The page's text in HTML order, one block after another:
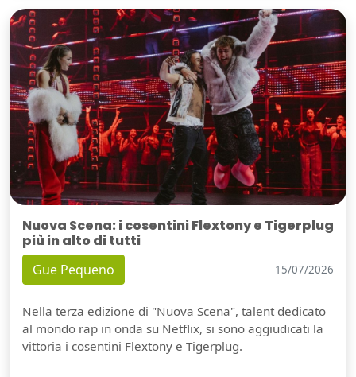
Nuova Scena: i cosentini Flextony e Tigerplug
più in alto di tutti
Gue Pequeno 15/07/2026
Nella terza edizione di "Nuova Scena", talent dedicato
al mondo rap in onda su Netflix, si sono aggiudicati la
vittoria i cosentini Flextony e Tigerplug.